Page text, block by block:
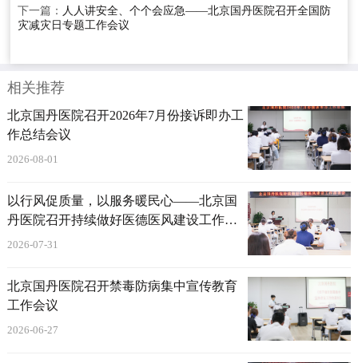
下一篇： 人人讲安全、个个会应急——北京国丹医院召开全国防
灾减灾日专题工作会议
相关推荐
北京国丹医院召开2026年7月份接诉即办工
作总结会议
2026-08-01
以行风促质量，以服务暖民心——北京国
丹医院召开持续做好医德医风建设工作部
署会
2026-07-31
北京国丹医院召开禁毒防病集中宣传教育
工作会议
2026-06-27